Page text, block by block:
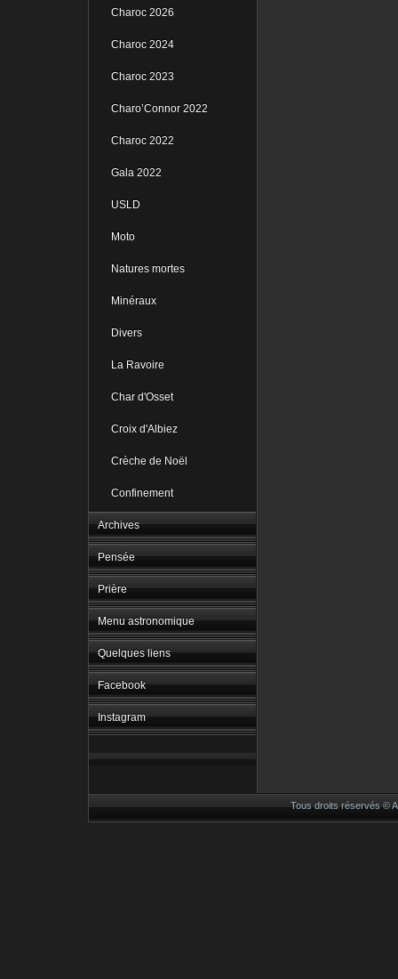
Charoc 2026
Charoc 2024
Charoc 2023
Charo’Connor 2022
Charoc 2022
Gala 2022
USLD
Moto
Natures mortes
Minéraux
Divers
La Ravoire
Char d'Osset
Croix d'Albiez
Crèche de Noël
Confinement
Archives
Pensée
Prière
Menu astronomique
Quelques liens
Facebook
Instagram
Tous droits réservés ©